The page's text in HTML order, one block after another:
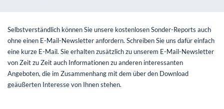
Selbstverständlich können Sie unsere kostenlosen Sonder-Reports auch
ohne einen E-Mail-Newsletter anfordern. Schreiben Sie uns dafür einfach
eine kurze E-Mail. Sie erhalten zusätzlich zu unserem E-Mail-Newsletter
von Zeit zu Zeit auch Informationen zu anderen interessanten
Angeboten, die im Zusammenhang mit dem über den Download
geäußerten Interesse von Ihnen stehen.